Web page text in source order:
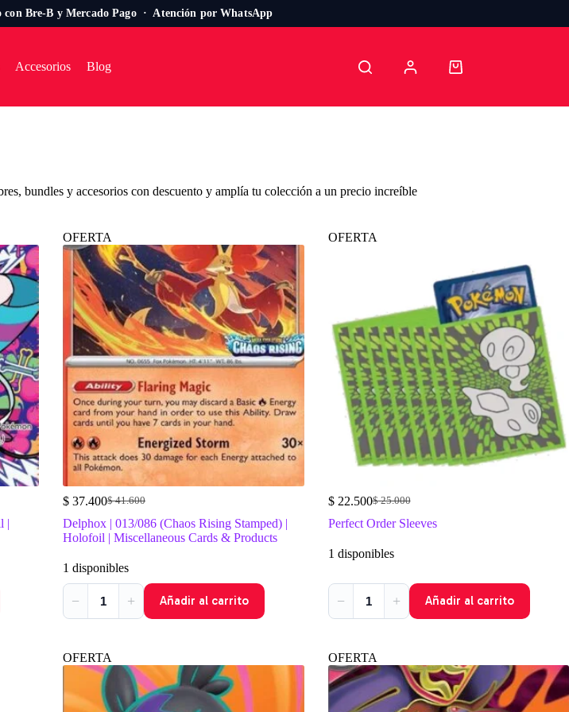
Bre-B y Mercado Pago · Atención por WhatsApp
Accesorios Blog
Carro
bundles y accesorios con descuento y amplía tu colección a un precio increíble
|
OFERTA
$41.600
El
precio
original
$ 41.600.
$ 37.400El
precio
actual
$ 37.400.
Delphox | 013/086 (Chaos Rising Stamped) |
Holofoil | Miscellaneous Cards & Products
1 disponibles
− + Añadir al carrito
OFERTA
$25.000
El
precio
era:
$22.500El
precio
es:
Perfect Order Sleeves
1 disponibles
− + Añadir al carrito
OFERTA OFERTA